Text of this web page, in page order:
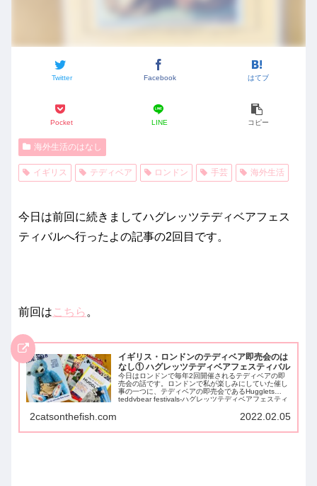
Twitter Facebook はてブ
Pocket LINE コピー
海外生活のはなし
イギリス テディベア ロンドン 手芸 海外生活
今日は前回に続きましてハグレッツテディベアフェス
ティバルへ行ったよの記事の2回目です。
前回はこちら 。
イギリス・ロンドンのテディベア即売会のは
なし① ハグレッツテディベアフェスティバル
今日はロンドンで毎年2回開催されるテディベアの即
売会の話です。ロンドンで私が楽しみにしていた催し
事の一つに、テディベアの即売会であるHugglets
teddybear festivals-ハグレッツテディベアフェスティ
2catsonthefish.com 2022.02.05